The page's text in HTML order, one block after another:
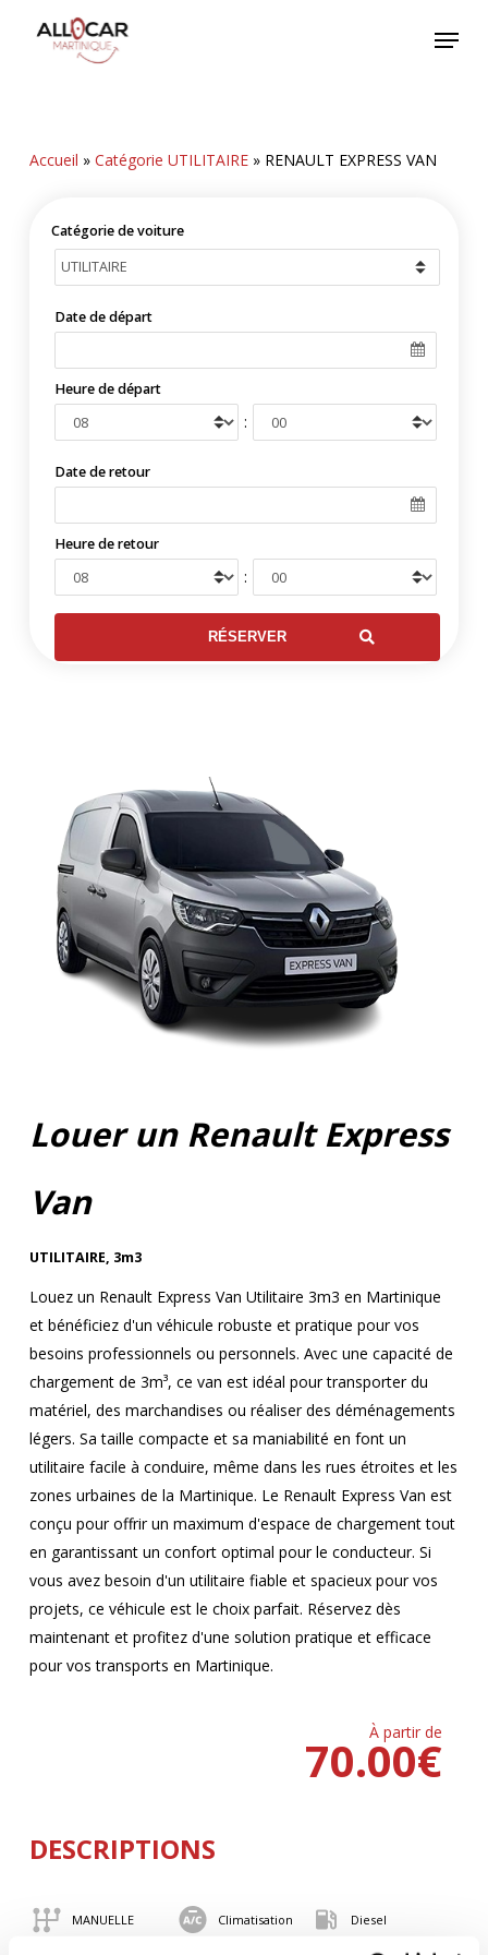
Menu
Accueil » Catégorie UTILITAIRE» RENAULT EXPRESS VAN
Catégorie de voiture
Date de départ
Heure de départ
:
Date de retour
Heure de retour
:
Louer un Renault Express
Van
UTILITAIRE, 3m3
Louez un Renault Express Van Utilitaire 3m3 en Martinique
et bénéficiez d'un véhicule robuste et pratique pour vos
besoins professionnels ou personnels. Avec une capacité de
chargement de 3m³, ce van est idéal pour transporter du
matériel, des marchandises ou réaliser des déménagements
légers. Sa taille compacte et sa maniabilité en font un
utilitaire facile à conduire, même dans les rues étroites et les
zones urbaines de la Martinique. Le Renault Express Van est
conçu pour offrir un maximum d'espace de chargement tout
en garantissant un confort optimal pour le conducteur. Si
vous avez besoin d'un utilitaire fiable et spacieux pour vos
projets, ce véhicule est le choix parfait. Réservez dès
maintenant et profitez d'une solution pratique et efficace
pour vos transports en Martinique.
À partir de
€
70.00
DESCRIPTIONS
MANUELLE Climatisation Diesel